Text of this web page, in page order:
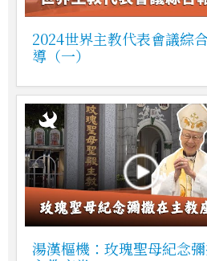
2024世界主教代表會議綜
導（一）
湯漢樞機：玫瑰聖母紀念